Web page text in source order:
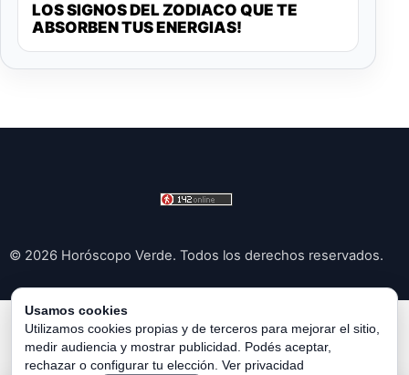
LOS SIGNOS DEL ZODIACO QUE TE
ABSORBEN TUS ENERGIAS!
© 2026 Horóscopo Verde. Todos los derechos reservados.
Política de Privacidad | Política de Cookies |
Configurar
Cookies
| Términos y Condiciones | Contacto |
Nosotros
| Aviso Legal
Usamos cookies
Utilizamos cookies propias y de terceros para mejorar el sitio,
medir audiencia y mostrar publicidad. Podés aceptar,
rechazar o configurar tu elección. Ver privacidad